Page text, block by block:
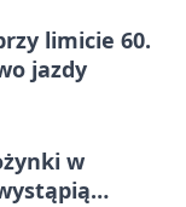
limicie 60.
jazdy
w